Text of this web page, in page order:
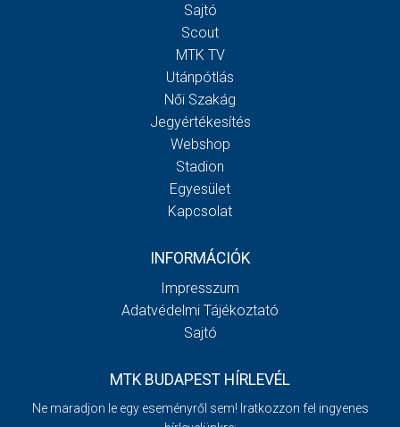
Sajtó
Scout
MTK TV
Utánpótlás
Női Szakág
Jegyértékesítés
Webshop
Stadion
Egyesület
Kapcsolat
INFORMÁCIÓK
Impresszum
Adatvédelmi Tájékoztató
Sajtó
MTK BUDAPEST HÍRLEVÉL
Ne maradjon le egy eseményről sem! Iratkozzon fel ingyenes